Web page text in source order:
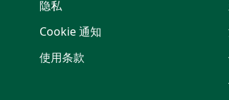
隐私
Cookie 通知
使用条款